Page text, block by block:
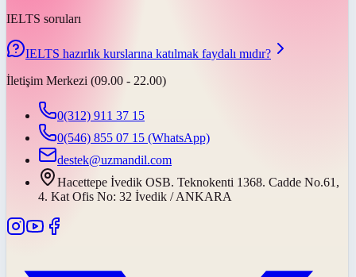
IELTS soruları
IELTS hazırlık kurslarına katılmak faydalı mıdır?
İletişim Merkezi (09.00 - 22.00)
0(312) 911 37 15
0(546) 855 07 15 (WhatsApp)
destek@uzmandil.com
Hacettepe İvedik OSB. Teknokenti 1368. Cadde No.61,
4. Kat Ofis No: 32 İvedik / ANKARA